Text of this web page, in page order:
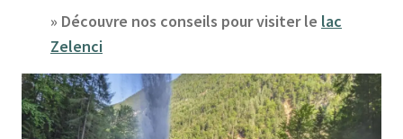
» Découvre nos conseils pour visiter le lac
Zelenci